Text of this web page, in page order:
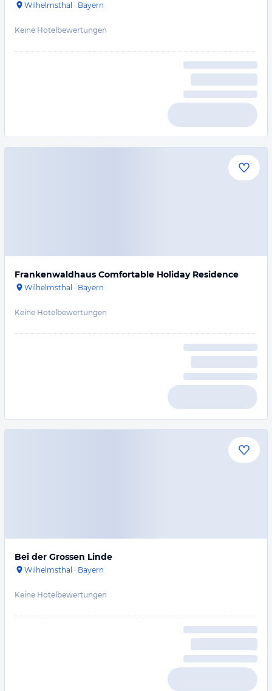
Wilhelmsthal · Bayern
Keine Hotelbewertungen
Frankenwaldhaus Comfortable Holiday Residence
Wilhelmsthal · Bayern
Keine Hotelbewertungen
Bei der Grossen Linde
Wilhelmsthal · Bayern
Keine Hotelbewertungen